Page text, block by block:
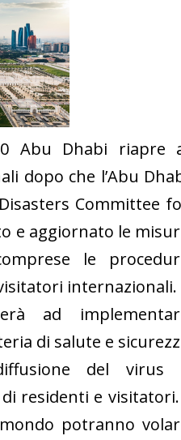
Abu Dhabi riapre
dopo che l’Abu
Committee
e aggiornato le
le
ad
di salute e
del virus
residenti e
potranno